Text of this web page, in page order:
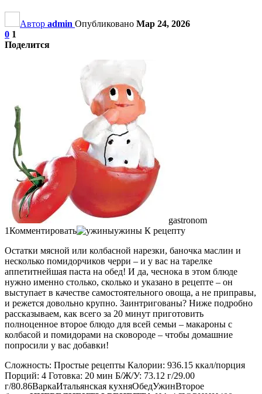
Автор admin Опубликовано Мар 24, 2026
0 1
Поделится
gastronom
1Комментировать
ужины К рецепту
Остатки мясной или колбасной нарезки, баночка маслин и
несколько помидорчиков черри – и у вас на тарелке
аппетитнейшая паста на обед! И да, чеснока в этом блюде
нужно именно столько, сколько и указано в рецепте – он
выступает в качестве самостоятельного овоща, а не приправы,
и режется довольно крупно. Заинтригованы? Ниже подробно
рассказываем, как всего за 20 минут приготовить
полноценное второе блюдо для всей семьи – макароны с
колбасой и помидорами на сковороде – чтобы домашние
попросили у вас добавки!
Сложность: Простые рецепты Калории: 936.15 ккал/порция
Порций: 4 Готовка: 20 мин Б/Ж/У: 73.12 г/29.00
г/80.86ВаркаИтальянская кухняОбедУжинВторое